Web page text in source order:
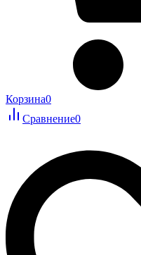
Корзина0
Сравнение0